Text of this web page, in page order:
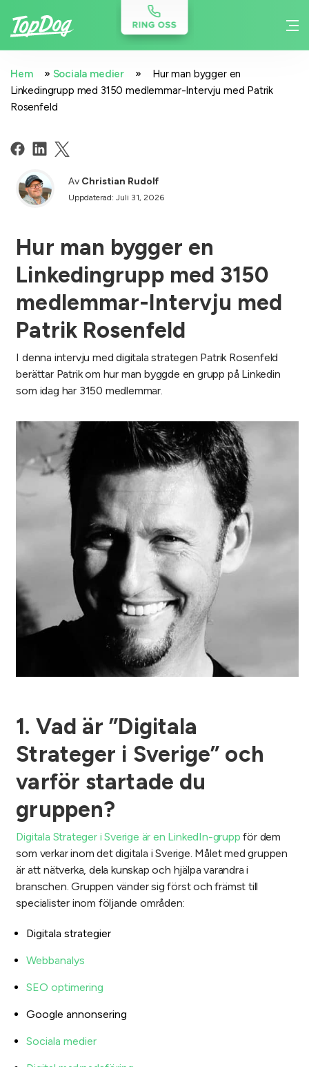
Hem » Sociala medier »
Hur man bygger en
Linkedingrupp med 3150 medlemmar-Intervju med Patrik
Rosenfeld
Av Christian Rudolf
Uppdaterad: Juli 31, 2026
Hur man bygger en
Linkedingrupp med 3150
medlemmar-Intervju med
Patrik Rosenfeld
I denna intervju med digitala strategen Patrik Rosenfeld
berättar Patrik om hur man byggde en grupp på Linkedin
som idag har 3150 medlemmar.
1. Vad är ”Digitala
Strateger i Sverige” och
varför startade du
gruppen?
Digitala Strateger i Sverige är en LinkedIn-grupp för dem
som verkar inom det digitala i Sverige. Målet med gruppen
är att nätverka, dela kunskap och hjälpa varandra i
branschen. Gruppen vänder sig först och främst till
specialister inom följande områden:
Digitala strategier
Webbanalys
SEO optimering
Google annonsering
Sociala medier